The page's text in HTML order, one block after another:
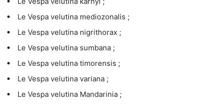
Le Vespa velutina mediozonalis ;
Le Vespa velutina nigrithorax ;
Le Vespa velutina sumbana ;
Le Vespa velutina timorensis ;
Le Vespa velutina variana ;
Le Vespa velutina Mandarinia ;